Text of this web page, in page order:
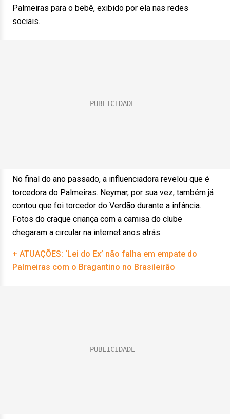
Palmeiras para o bebê, exibido por ela nas redes
sociais.
No final do ano passado, a influenciadora revelou que é
torcedora do Palmeiras. Neymar, por sua vez, também já
contou que foi torcedor do Verdão durante a infância.
Fotos do craque criança com a camisa do clube
chegaram a circular na internet anos atrás.
+ ATUAÇÕES: ‘Lei do Ex’ não falha em empate do
Palmeiras com o Bragantino no Brasileirão